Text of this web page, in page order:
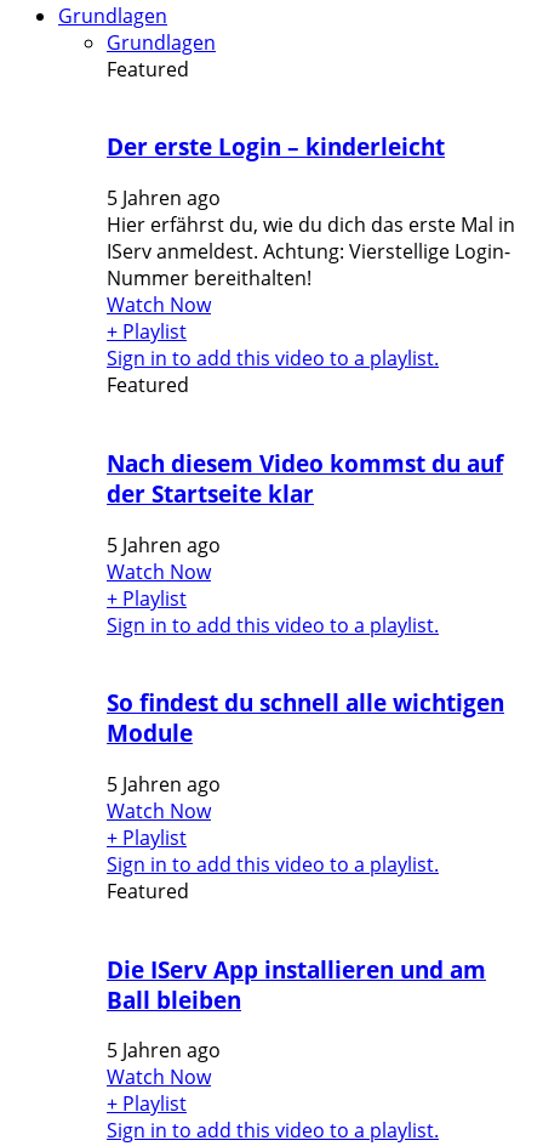
Grundlagen
Grundlagen
Featured
Der erste Login – kinderleicht
5 Jahren ago
Hier erfährst du, wie du dich das erste Mal in
IServ anmeldest. Achtung: Vierstellige Login-
Nummer bereithalten!
Watch Now
+ Playlist
Sign in to add this video to a playlist.
Featured
Nach diesem Video kommst du auf
der Startseite klar
5 Jahren ago
Watch Now
+ Playlist
Sign in to add this video to a playlist.
So findest du schnell alle wichtigen
Module
5 Jahren ago
Watch Now
+ Playlist
Sign in to add this video to a playlist.
Featured
Die IServ App installieren und am
Ball bleiben
5 Jahren ago
Watch Now
+ Playlist
Sign in to add this video to a playlist.